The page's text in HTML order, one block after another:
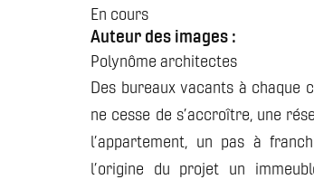
Des bureaux vacants à chaque
ne cesse de s’accroître, une
l’appartement, un pas à
l’origine du projet un
En cours
Auteur des images :
Polynôme architectes